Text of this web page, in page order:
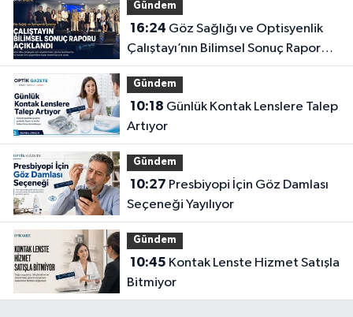
Gündem
16:24
Çalıştayı’nın Bilimsel Sonuç Raporu
Açıklandı
Gündem
10:18
Artıyor
Gündem
10:27
Seçeneği Yayılıyor
Gündem
10:45
Bitmiyor